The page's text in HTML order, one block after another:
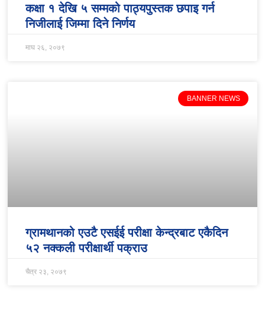
कक्षा १ देखि ५ सम्मको पाठ्यपुस्तक छपाइ गर्न
निजीलाई जिम्मा दिने निर्णय
माघ २६, २०७९
BANNER NEWS
ग्रामथानको एउटै एसईई परीक्षा केन्द्रबाट एकैदिन
५२ नक्कली परीक्षार्थी पक्राउ
चैत्र २३, २०७९